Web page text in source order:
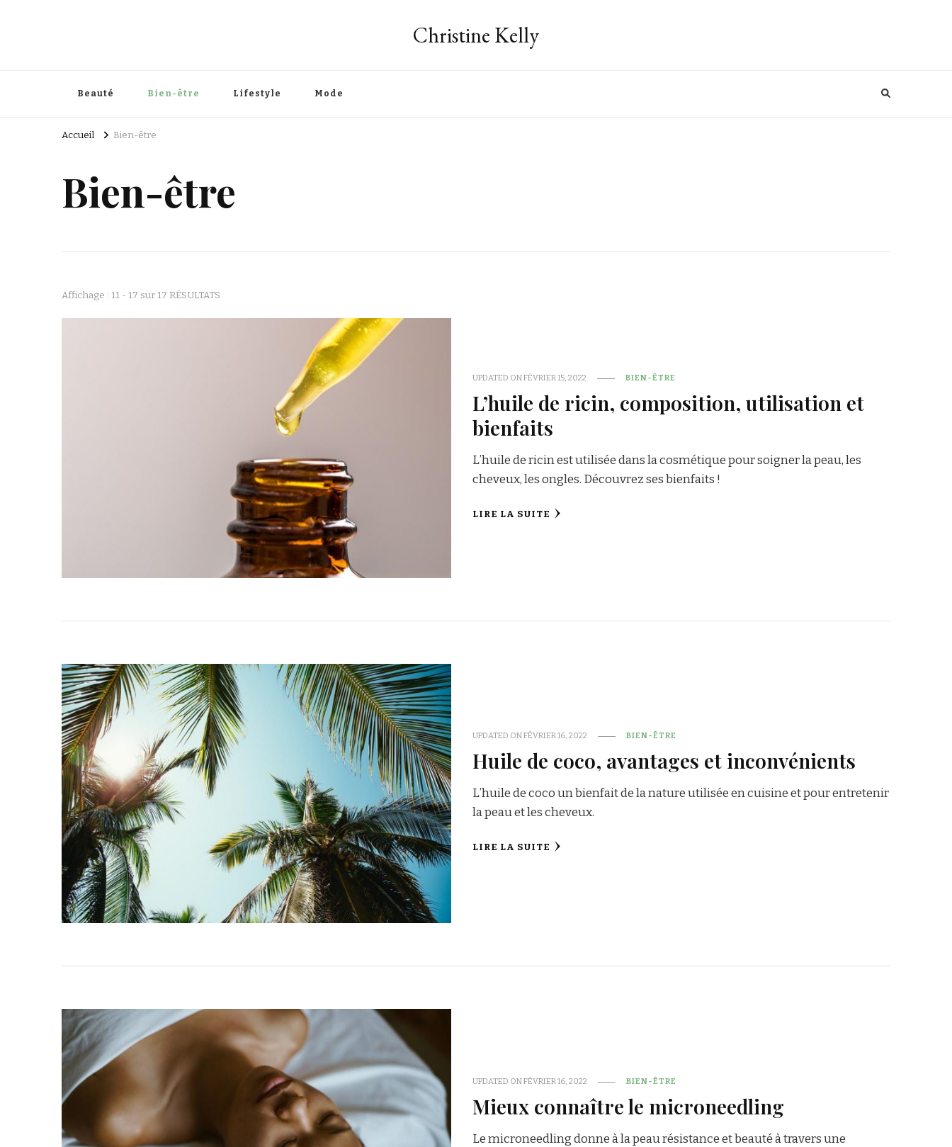
Christine Kelly
Beauté Bien-être Lifestyle Mode
Accueil Bien-être
Bien-être
Affichage : 11 - 17 sur 17 RÉSULTATS
UPDATED ONFÉVRIER 15, 2022 BIEN-ÊTRE
L’huile de ricin, composition, utilisation et
bienfaits
L’huile de ricin est utilisée dans la cosmétique pour soigner la peau, les
cheveux, les ongles. Découvrez ses bienfaits !
LIRE LA SUITE
UPDATED ONFÉVRIER 16, 2022 BIEN-ÊTRE
Huile de coco, avantages et inconvénients
L’huile de coco un bienfait de la nature utilisée en cuisine et pour entretenir
la peau et les cheveux.
LIRE LA SUITE
UPDATED ONFÉVRIER 16, 2022 BIEN-ÊTRE
Mieux connaître le microneedling
Le microneedling donne à la peau résistance et beauté à travers une